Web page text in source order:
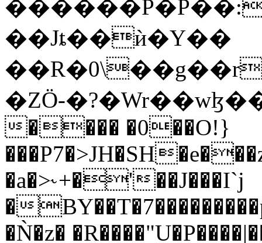
��Jȶ��ѝ�Y��
�ZÖ-
���� �0��O!}
�a�>˞+�'��J���I`j
�
�Ǹ�z�